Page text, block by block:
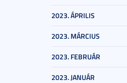
2023. ÁPRILIS
2023. MÁRCIUS
2023. FEBRUÁR
2023. JANUÁR